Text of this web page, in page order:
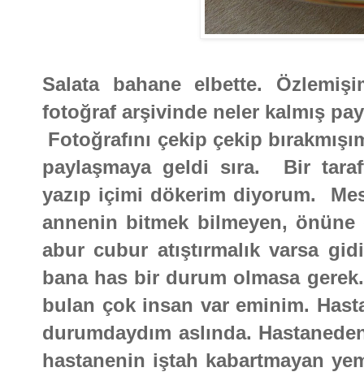
Salata bahane elbette.
fotoğraf arşivinde neler kalmış
Fotoğrafını çekip çekip
paylaşmaya geldi sıra. Bir
yazıp içimi dökerim diyorum.
annenin bitmek bilmeyen, önüne
abur cubur atıştırmalık varsa
bana has bir durum olmasa
bulan çok insan var eminim.
durumdaydım aslında.
hastanenin iştah kabartmayan